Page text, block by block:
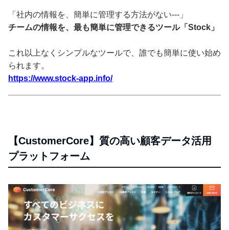
「社内の情報を、簡単に管理する方法がない---」
チームの情報を、最も簡単に管理できるツール「Stock」
これ以上なくシンプルなツールで、誰でも簡単に使い始め
られます。
https://www.stock-app.info/
【CustomerCore】質の高い顧客データ活用
プラットフォーム